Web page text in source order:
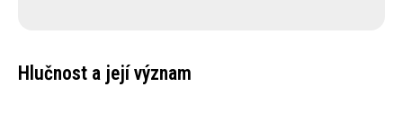
Hlučnost a její význam